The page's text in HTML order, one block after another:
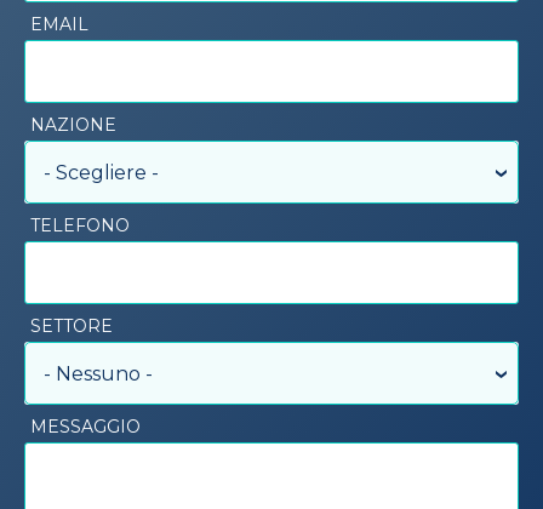
EMAIL
NAZIONE
- Scegliere -
TELEFONO
SETTORE
- Nessuno -
MESSAGGIO